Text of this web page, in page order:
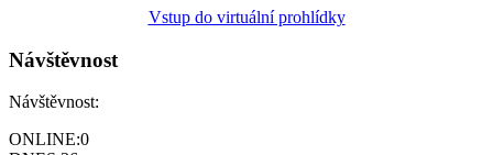
Vstup do virtuální prohlídky
Návštěvnost
Návštěvnost:
ONLINE:0